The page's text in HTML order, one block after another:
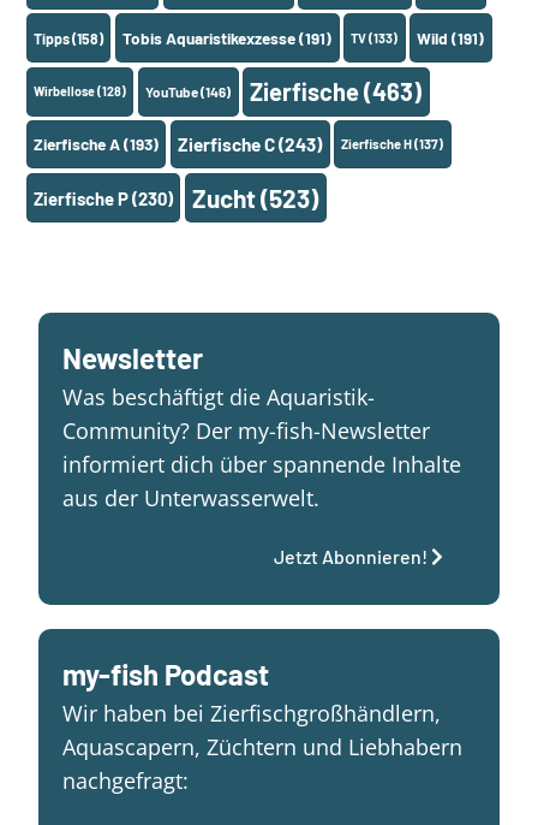
Tipps(158) Tobis Aquaristikexzesse(191) TV(133) Wild (191)
Wirbellose(128) YouTube(146) Zierfische(463)
Zierfische A(193) Zierfische C(243) Zierfische H(137)
Zierfische P(230) Zucht(523)
Newsletter
Was beschäftigt die Aquaristik-
Community? Der my-fish-Newsletter
informiert dich über spannende Inhalte
aus der Unterwasserwelt.
Jetzt Abonnieren!
my-fish Podcast
Wir haben bei Zierfischgroßhändlern,
Aquascapern, Züchtern und Liebhabern
nachgefragt: